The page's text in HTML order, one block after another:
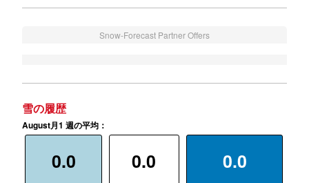
Snow-Forecast Partner Offers
雪の履歴
August月1 週の平均：
0.0 0.0 0.0